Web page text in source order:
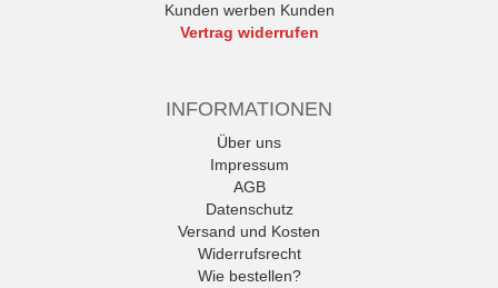
Kunden werben Kunden
Vertrag widerrufen
INFORMATIONEN
Über uns
Impressum
AGB
Datenschutz
Versand und Kosten
Widerrufsrecht
Wie bestellen?